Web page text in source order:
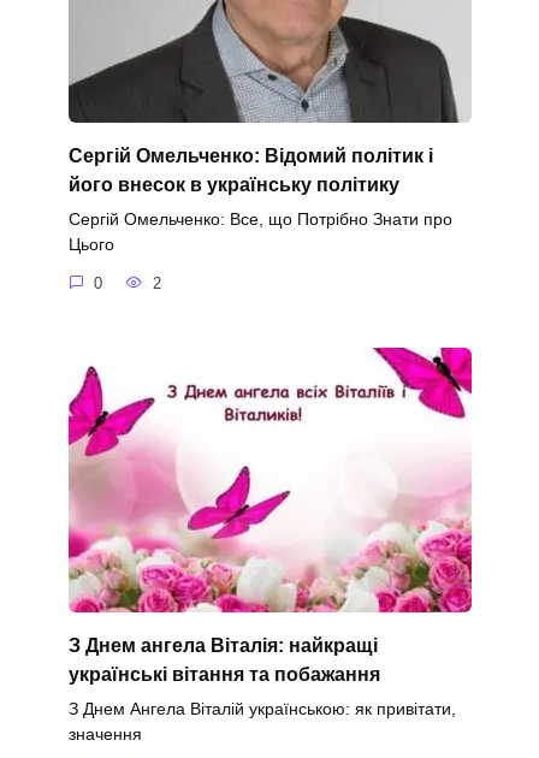
Сергій Омельченко: Відомий політик і
його внесок в українську політику
Сергій Омельченко: Все, що Потрібно Знати про
Цього
0 2
З Днем ангела Віталія: найкращі
українські вітання та побажання
З Днем Ангела Віталій українською: як привітати,
значення